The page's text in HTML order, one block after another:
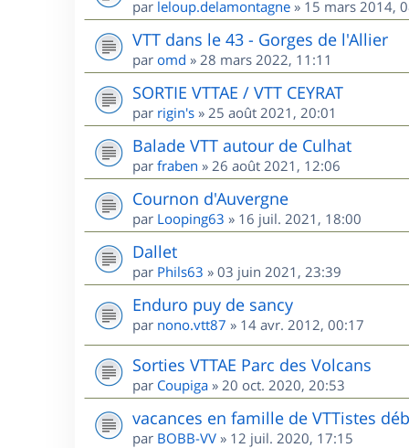
par leloup.delamontagne » 15 mars 2014,
VTT dans le 43 - Gorges de l'Allier
par omd » 28 mars 2022, 11:11
SORTIE VTTAE / VTT CEYRAT
par rigin's » 25 août 2021, 20:01
Balade VTT autour de Culhat
par fraben » 26 août 2021, 12:06
Cournon d'Auvergne
par Looping63 » 16 juil. 2021, 18:00
Dallet
par Phils63 » 03 juin 2021, 23:39
Enduro puy de sancy
par nono.vtt87 » 14 avr. 2012, 00:17
Sorties VTTAE Parc des Volcans
par Coupiga » 20 oct. 2020, 20:53
vacances en famille de VTTistes
par BOBB-VV » 12 juil. 2020, 17:15